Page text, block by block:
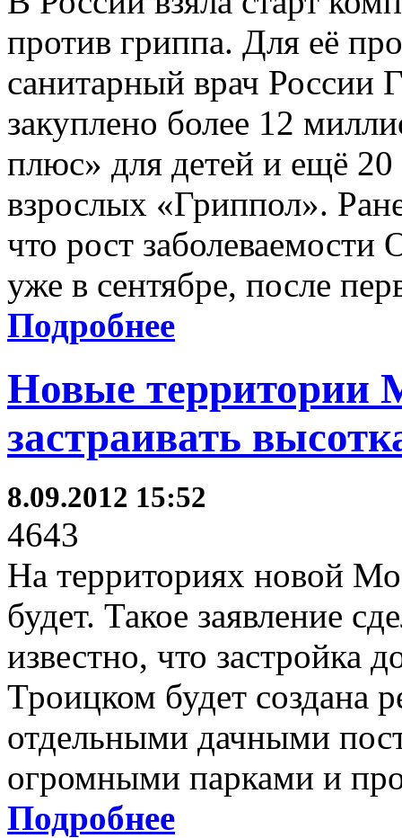
против гриппа. Для её
санитарный врач
закуплено более 12
плюс» для детей и ещё
взрослых «Гриппол».
что рост
уже в сентябре, после
Подробнее
Новые территории
застраивать
8.09.2012 15:52
4643
На территориях новой
будет. Такое заявление
известно, что застройка
Троицком будет создана
отдельными дачными
огромными парками и
Подробнее